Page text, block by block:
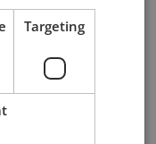
175cl
Targeting